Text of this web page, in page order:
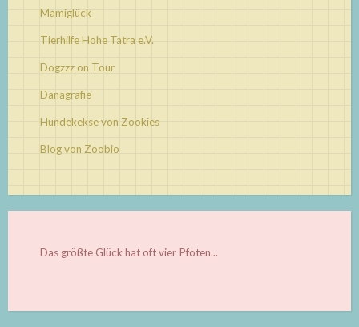
Mamiglück
Tierhilfe Hohe Tatra e.V.
Dogzzz on Tour
Danagrafie
Hundekekse von Zookies
Blog von Zoobio
Das größte Glück hat oft vier Pfoten...